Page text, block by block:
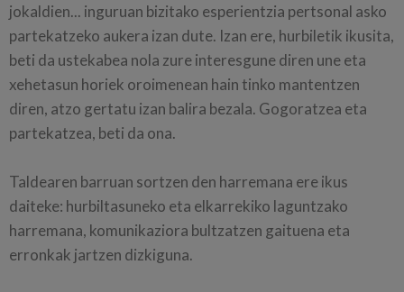
jokaldien... inguruan bizitako esperientzia pertsonal asko
partekatzeko aukera izan dute. Izan ere, hurbiletik ikusita,
beti da ustekabea nola zure interesgune diren une eta
xehetasun horiek oroimenean hain tinko mantentzen
diren, atzo gertatu izan balira bezala. Gogoratzea eta
partekatzea, beti da ona.
Taldearen barruan sortzen den harremana ere ikus
daiteke: hurbiltasuneko eta elkarrekiko laguntzako
harremana, komunikaziora bultzatzen gaituena eta
erronkak jartzen dizkiguna.